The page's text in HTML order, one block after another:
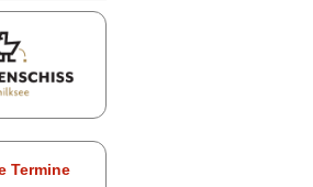
Termine